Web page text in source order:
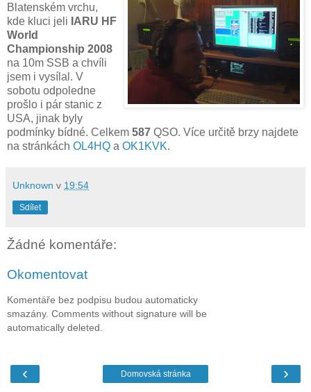
Blatenském vrchu,
kde kluci jeli IARU HF
World
Championship 2008
na 10m SSB a chvíli
jsem i vysílal. V
sobotu odpoledne
prošlo i pár stanic z
USA, jinak byly
podmínky bídné. Celkem 587 QSO. Více určitě brzy najdete
na stránkách OL4HQ a OK1KVK.
Unknown v 19:54
Sdílet
Žádné komentáře:
Okomentovat
Komentáře bez podpisu budou automaticky
smazány. Comments without signature will be
automatically deleted.
‹ ›
Domovská stránka